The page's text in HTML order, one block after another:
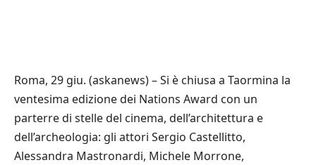
Roma, 29 giu. (askanews) – Si è chiusa a Taormina la
ventesima edizione dei Nations Award con un
parterre di stelle del cinema, dell’architettura e
dell’archeologia: gli attori Sergio Castellitto,
Alessandra Mastronardi, Michele Morrone,